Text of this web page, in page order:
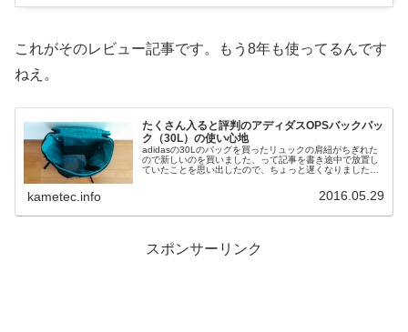
これがそのレビュー記事です。もう8年も使ってるんです
ねえ。
たくさん入ると評判のアディダスOPSバックパッ
ク（30L）の使い心地
adidasの30Lのバッグを買ったリュックの肩紐がちぎれた
ので新しいのを買いました、って記事を書き途中で放置し
ていたことを思い出したので、ちょっと遅くなりましたが
kametec.info 2016.05.29
スポンサーリンク